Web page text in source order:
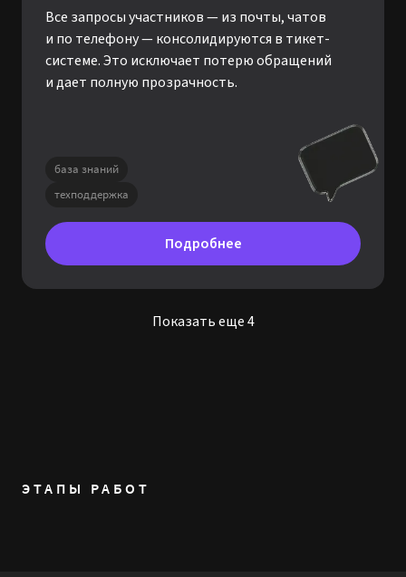
Все запросы участников — из почты, чатов
и по телефону — консолидируются в тикет-
системе. Это исключает потерю обращений
и дает полную прозрачность.
база знаний
техподдержка
Подробнее
Показать еще 4
ЭТАПЫ РАБОТ